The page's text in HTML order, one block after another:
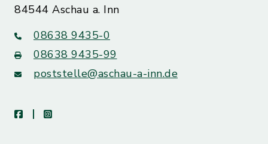
84544 Aschau a. Inn
08638 9435-0
08638 9435-99
poststelle@aschau-a-inn.de
facebookinstagram